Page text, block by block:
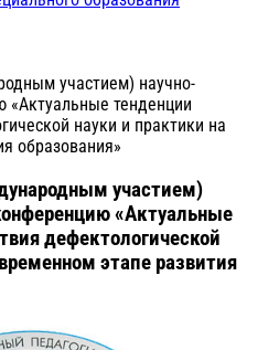
участием) научно-
«Актуальные тенденции
науки и практики на
образования»
участием)
«Актуальные
дефектологической
этапе развития